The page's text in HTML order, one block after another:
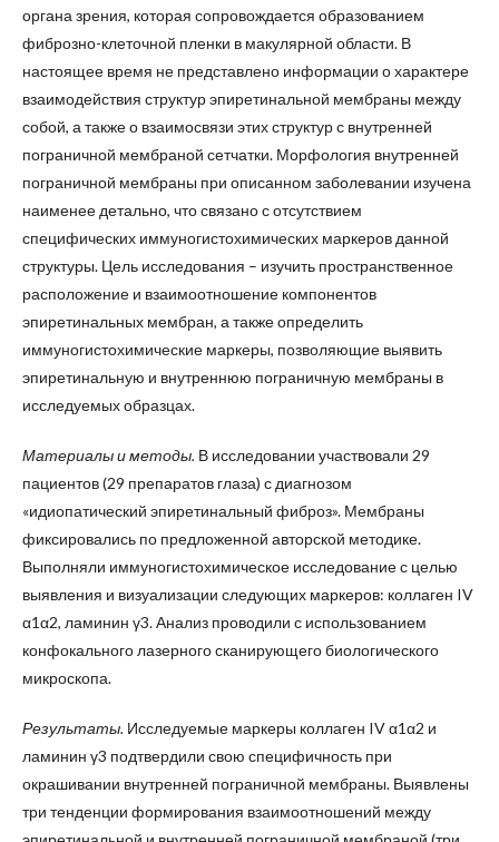
органа зрения, которая сопровождается образованием
фиброзно-клеточной пленки в макулярной области. В
настоящее время не представлено информации о характере
взаимодействия структур эпиретинальной мембраны между
собой, а также о взаимосвязи этих структур с внутренней
пограничной мембраной сетчатки. Морфология внутренней
пограничной мембраны при описанном заболевании изу­чена
наименее детально, что связано с отсутствием
специфических иммуногистохимических маркеров данной
структуры. Цель исследования – изучить пространственное
расположение и взаимоотношение компонентов
эпиретинальных мембран, а также определить
иммуногистохимические маркеры, позволяющие выявить
эпиретинальную и внутреннюю пограничную мембраны в
исследуемых образцах.
Материалы и методы. В исследовании участвовали 29
пациентов (29 препаратов глаза) с диагнозом
«идиопатический эпиретинальный фиброз». Мембраны
фиксировались по предложенной авторской методике.
Выполняли иммуногистохимическое исследование с целью
выявления и визуализации следующих маркеров: коллаген IV
α1α2, ламинин γ3. Анализ проводили с использованием
конфокального лазерного сканирующего биологического
микроскопа.
Результаты. Исследуемые маркеры коллаген IV α1α2 и
ламинин γ3 подтвердили свою специфичность при
окрашивании внутренней пограничной мембраны. Выявлены
три тенденции формирования взаимоотношений между